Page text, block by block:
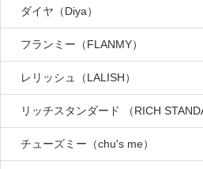
ダイヤ（Diya）
フランミー（FLANMY）
レリッシュ（LALISH）
リッチスタンダード （RICH
チューズミー（chu's me）